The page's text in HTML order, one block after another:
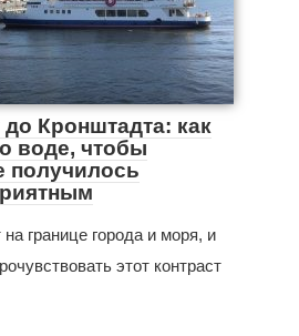
Кронштадта: как
воде, чтобы
получилось
границе города и моря, и
этот контраст